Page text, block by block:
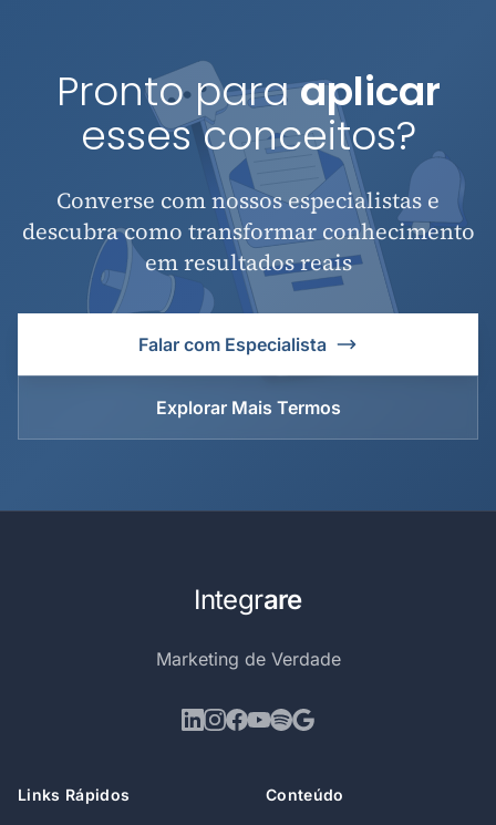
Pronto paraaplicar
esses conceitos?
Converse com nossos especialistas e
descubra como transformar conhecimento
em resultados reais
Falar com Especialista
Explorar Mais Termos
Integrare
Marketing de Verdade
Links Rápidos Conteúdo